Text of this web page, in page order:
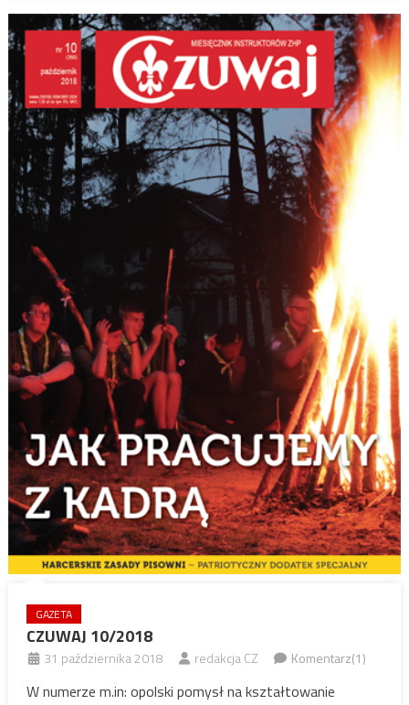
GAZETA
CZUWAJ 10/2018
31 października 2018 redakcja CZ Komentarz(1)
W numerze m.in: opolski pomysł na kształtowanie